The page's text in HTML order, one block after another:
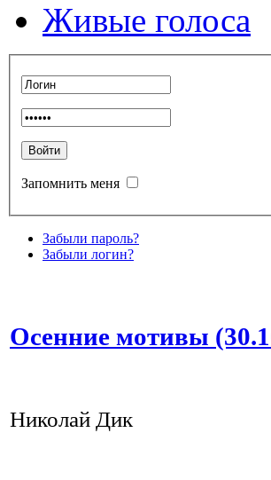
Живые голоса
Запомнить меня
Забыли пароль?
Забыли логин?
Осенние мотивы
Николай Дик